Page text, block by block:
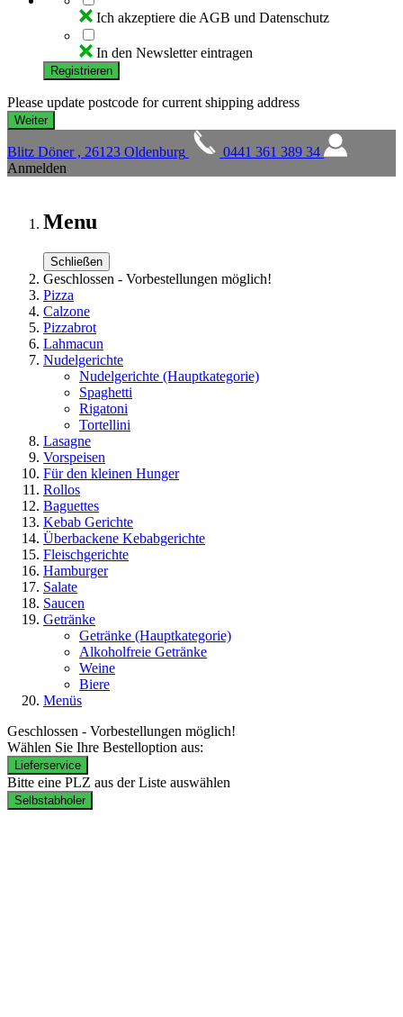
Ich akzeptiere die AGB und Datenschutz
In den Newsletter eintragen
Registrieren
Please update postcode for current shipping address
Blitz Döner , 26123 Oldenburg
0441 361 389 34
Anmelden
Menu
Schließen
Geschlossen - Vorbestellungen möglich!
Pizza
Calzone
Pizzabrot
Lahmacun
Nudelgerichte
Nudelgerichte (Hauptkategorie)
Spaghetti
Rigatoni
Tortellini
Lasagne
Vorspeisen
Für den kleinen Hunger
Rollos
Baguettes
Kebab Gerichte
Überbackene Kebabgerichte
Fleischgerichte
Hamburger
Salate
Saucen
Getränke
Getränke (Hauptkategorie)
Alkoholfreie Getränke
Weine
Biere
Menüs
Geschlossen - Vorbestellungen möglich!
Wählen Sie Ihre Bestelloption aus:
Lieferservice
Bitte eine PLZ aus der Liste auswählen
Selbstabholer